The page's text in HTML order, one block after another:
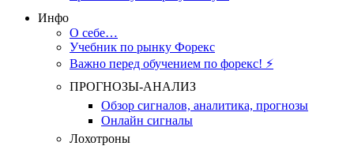
Инфо
О себе…
Учебник по рынку Форекс
Важно перед обучением по форекс! ⚡
ПРОГНОЗЫ-АНАЛИЗ
Обзор сигналов, аналитика, прогнозы
Онлайн сигналы
Лохотроны